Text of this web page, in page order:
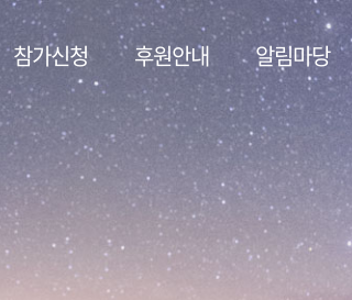
참가신청 후원안내 알림마당